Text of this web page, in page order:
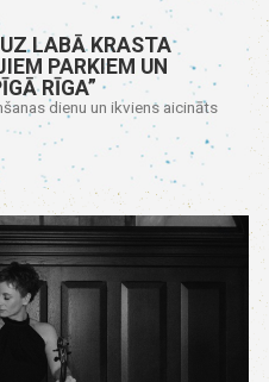
LABĀ KRASTA
PARKIEM UN
RĪGA”
dienu un ikviens aicināts